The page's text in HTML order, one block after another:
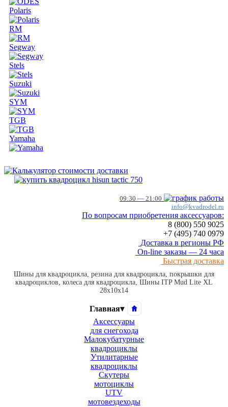
Polaris
RM
Segway
Stels
Suzuki
SYM
TGB
Yamaha
09:30 — 21:00
info@kvadrodel.ru
По вопросам приобретения аксессуаров:
8 (800) 550 9025
+7 (495) 740 0979
Доставка в регионы РФ
On-line заказы — 24 часа
Быстрая доставка
Шины для квадроцикла, резина для квадроцикла, покрышки для
квадроциклов, колеса для квадроцикла, Шины ITP Mud Lite XL
28x10x14
Главная▾
Аксессуары
для снегохода
Малокубатурные
квадроциклы
Утилитарные
квадроциклы
Скутеры
мотоциклы
UTV
мотовездеходы